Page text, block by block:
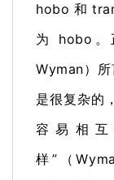
hobo 和
为 hobo。
Wyman）
是很复杂的
容易相
样”（